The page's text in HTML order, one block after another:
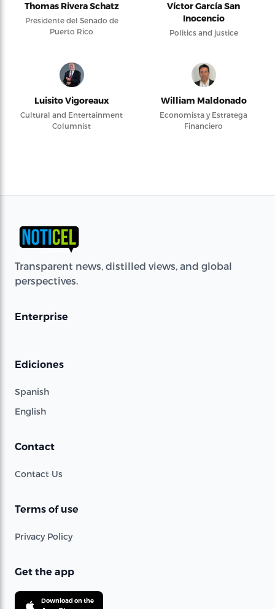
Thomas Rivera Schatz
Presidente del Senado de
Puerto Rico
Víctor García San
Inocencio
Politics and justice
Luisito Vigoreaux
Cultural and Entertainment
Columnist
William Maldonado
Economista y Estratega
Financiero
Transparent news, distilled views, and global
perspectives.
Enterprise
Ediciones
Spanish
English
Contact
Contact Us
Terms of use
Privacy Policy
Get the app
Download on the